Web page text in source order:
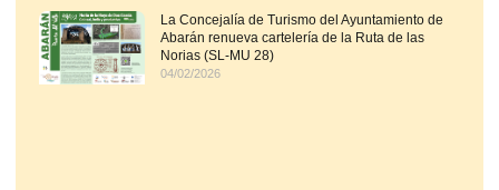
La Concejalía de Turismo del Ayuntamiento de
Abarán renueva cartelería de la Ruta de las
Norias (SL-MU 28)
04/02/2026